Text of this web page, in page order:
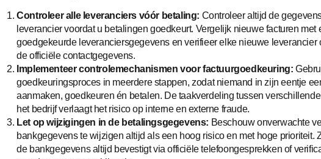
Controleer alle leveranciers vóór betaling: Controleer altijd de
leverancier voordat u betalingen goedkeurt. Vergelijk nieuwe facturen met
goedgekeurde leveranciersgegevens en verifieer elke nieuwe leverancier
de officiële contactgegevens.
Implementeer controlemechanismen voor factuurgoedkeuring:
goedkeuringsproces in meerdere stappen, zodat niemand in zijn eentje
aanmaken, goedkeuren én betalen. De taakverdeling tussen
het bedrijf verlaagt het risico op interne en externe fraude.
Let op wijzigingen in de betalingsgegevens: Beschouw onverwachte
bankgegevens te wijzigen altijd als een hoog risico en met hoge prioriteit.
de bankgegevens altijd bevestigt via officiële telefoongesprekken of